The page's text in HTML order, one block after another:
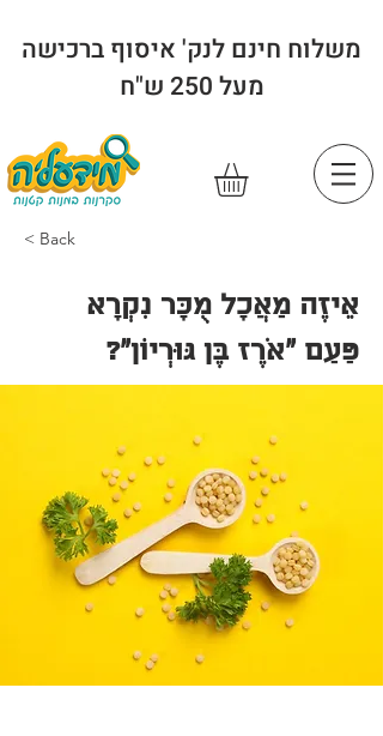
משלוח חינם לנק' איסוף ברכישה
מעל 250 ש"ח
< Back
אֵיזֶה מַאֲכָל מֻכָּר נִקְרָא
פַּעַם "אֹרֶז בֶּן גּוּרְיוֹן"?